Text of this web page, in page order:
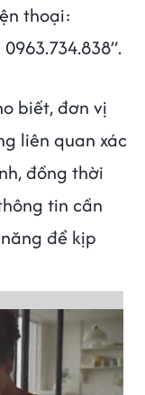
thoại:
biết, đơn vị
liên quan xác
đồng thời
tin cần
để kịp